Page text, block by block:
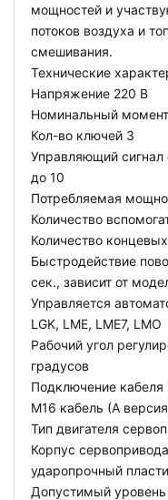
мощностей и
потоков воздуха и
смешивания.
Технические
Напряжение 220 В
Номинальный
Кол-во ключей 3
Управляющий сигнал
до 10
Потребляемая
Количество
Количество
Быстродействие
сек., зависит от
Управляется
LGK, LME, LME7, LMO
Рабочий угол
градусов
Подключение
M16 кабель (А
Тип двигателя
Корпус
ударопрочный
Допустимый